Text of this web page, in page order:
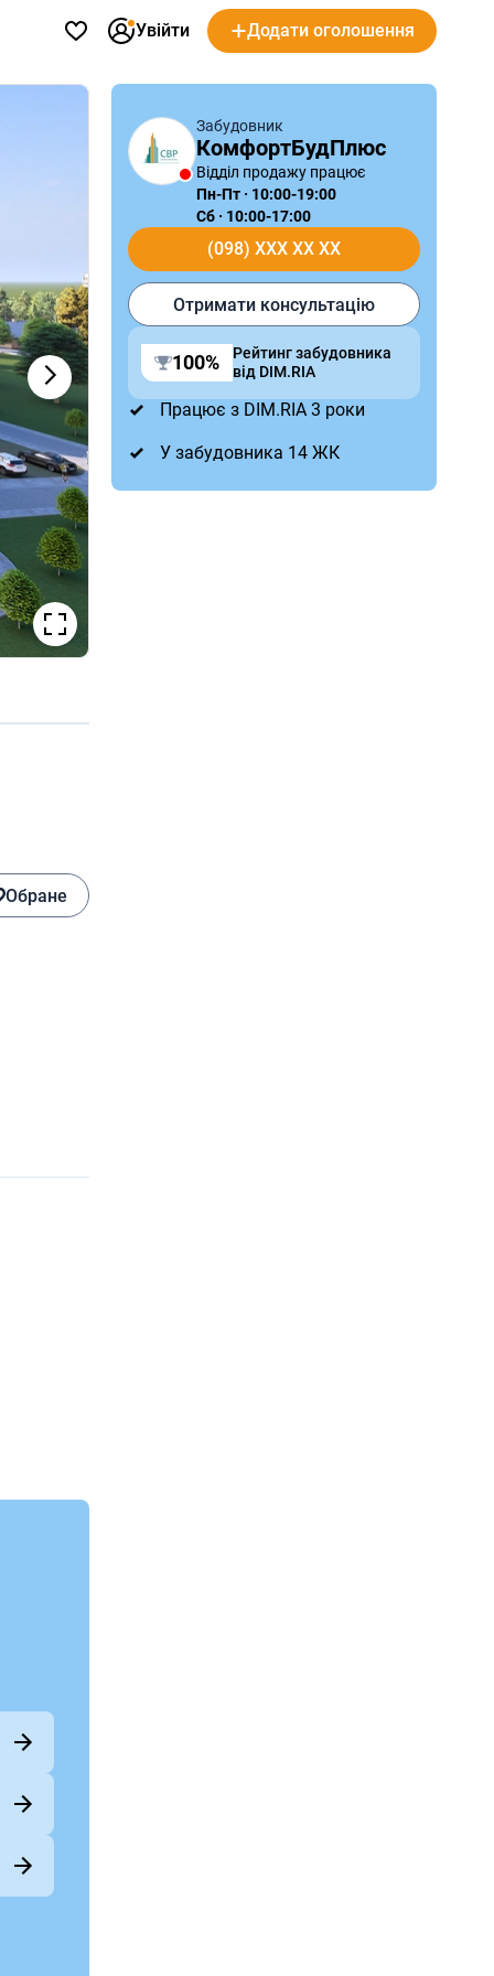
Увійти Додати оголошення
Обране
Забудовник
КомфортБудПлюс
Відділ продажу працює
Пн-Пт · 10:00-19:00
Сб · 10:00-17:00
(098) XXX XX XX
Отримати консультацію
100%
Рейтинг забудовника
від DIM.RIA
Працює з DIM.RIA 3 роки
У забудовника 14 ЖК